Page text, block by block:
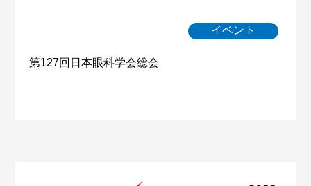
イベント
第127回日本眼科学会総会